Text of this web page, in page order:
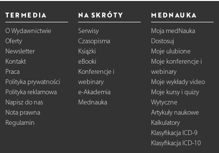
TERMEDIA
O Wydawnictwie
Oferty
Newsletter
Kontakt
Praca
Polityka prywatności
Polityka reklamowa
Napisz do nas
Nota prawna
Regulamin
NA SKRÓTY
Serwisy
Czasopisma
Książki
eBooki
Konferencje i
webinary
e-Akademia
Mednauka
MEDNAUKA
Moja medNauka
Dostosuj
Moje ulubione
Moje konferencje i
webinary
Moje wykłady video
Moje kursy i quizy
Wytyczne
Artykuły naukowe
Kalkulatory
Klasyfikacja ICD-9
Klasyfikacja ICD-10